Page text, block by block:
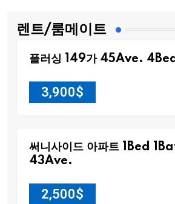
렌트/룸메이트
플러싱 149가 45Ave.
3,900$
써니사이드 아파트 1Bed
43Ave.
2,500$